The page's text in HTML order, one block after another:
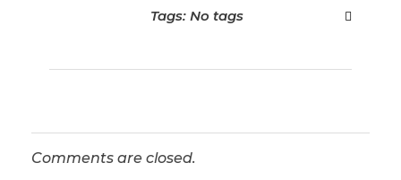
Tags: No tags
Comments are closed.